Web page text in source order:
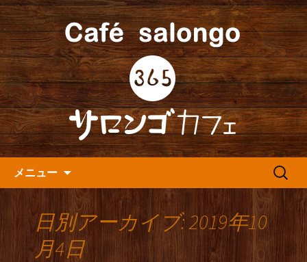
人形町の『365(サロンゴ)カフ
ェ』よりお知らせ
人形町の音楽カフェ『365カフェ』より
最新情報をお届けします。
メニュー
検
日別アーカイブ: 2019年10
月4日